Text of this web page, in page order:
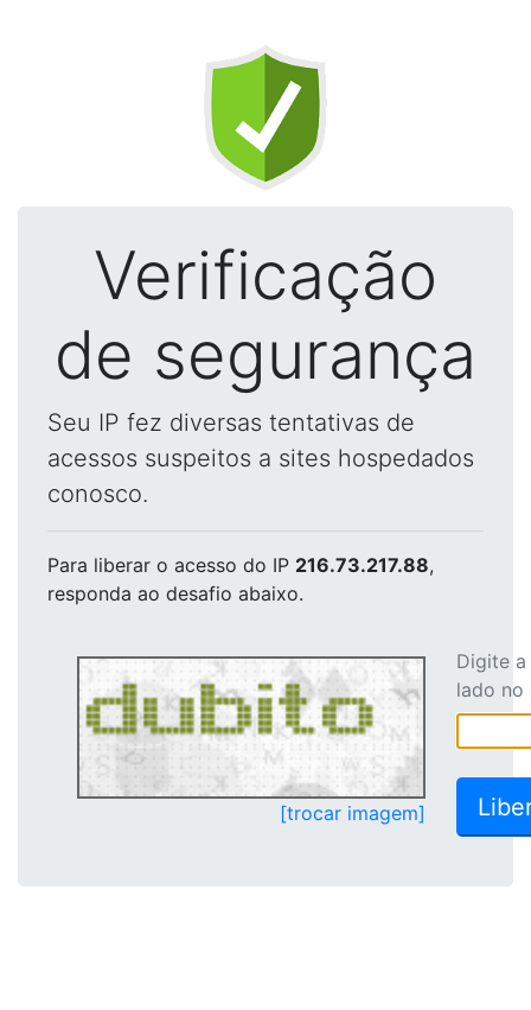
Verificação
de segurança
Seu IP fez diversas tentativas de
acessos suspeitos a sites hospedados
conosco.
Para liberar o acesso do IP 216.73.217.88,
responda ao desafio abaixo.
[trocar imagem]
Digite
lado no